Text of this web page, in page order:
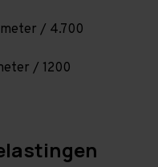
/ 4.700
/ 1200